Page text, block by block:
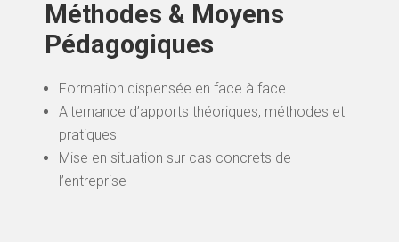
Méthodes & Moyens
Pédagogiques
Formation dispensée en face à face
Alternance d’apports théoriques, méthodes et
pratiques
Mise en situation sur cas concrets de
l’entreprise